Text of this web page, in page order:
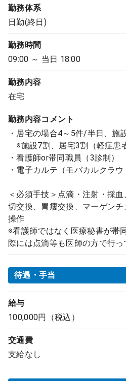
勤務体系
日勤(終日)
勤務時間
09:00 ～ 当日 18:00
勤務内容
在宅
勤務内容コメント
・居宅の場合4～5件/半日、
※施設7割、居宅3割（軽症患
・看護師or帯同職員（3診制）
・電子カルテ（モバカルクラウ
＜必須手技＞点滴・注射・採
切交換、胃瘻交換、マーゲン
操作
※看護師ではなく医療秘書が帯
際には点滴等も医師の方で行っ
待遇・手当
給与
100,000円（税込）
交通費
支給なし